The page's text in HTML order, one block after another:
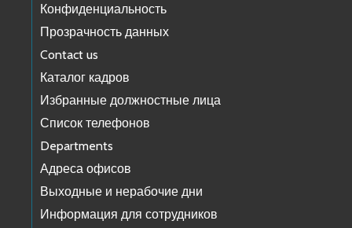
Конфиденциальность
Прозрачность данных
Contact us
Каталог кадров
Избранные должностные лица
Список телефонов
Departments
Адреса офисов
Выходные и нерабочие дни
Информация для сотрудников